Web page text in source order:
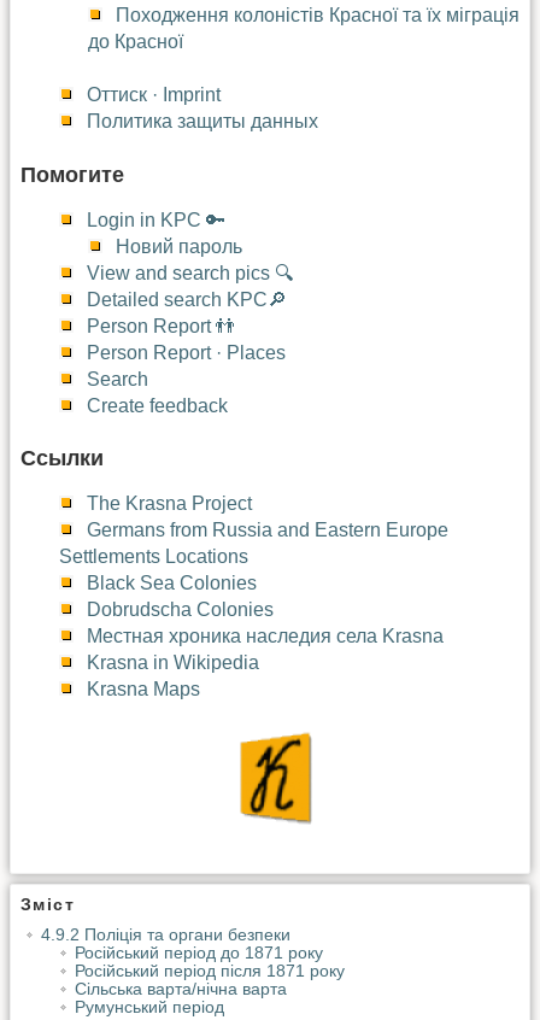
Походження колоністів Красної та їх міграція
до Красної
Оттиск · Imprint
Политика защиты данных
Помогите
Login in KPC 🔑
Новий пароль
View and search pics 🔍
Detailed search KPC🔎
Person Report 👬
Person Report · Places
Search
Create feedback
Ссылки
The Krasna Project
Germans from Russia and Eastern Europe
Settlements Locations
Black Sea Colonies
Dobrudscha Colonies
Местная хроника наследия села Krasna
Krasna in Wikipedia
Krasna Maps
Зміст
4.9.2 Поліція та органи безпеки
Російський період до 1871 року
Російський період після 1871 року
Сільська варта/нічна варта
Румунський період